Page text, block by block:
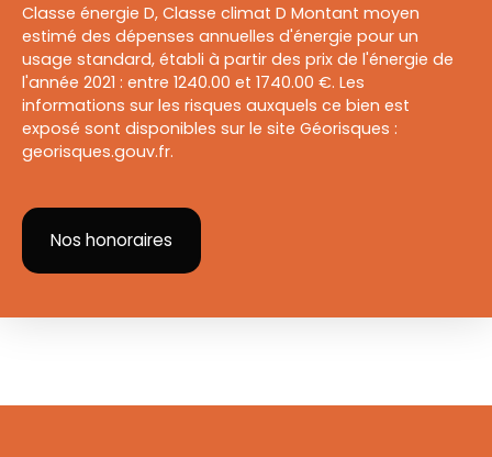
Classe énergie D, Classe climat D Montant moyen
estimé des dépenses annuelles d'énergie pour un
usage standard, établi à partir des prix de l'énergie de
l'année 2021 : entre 1240.00 et 1740.00 €. Les
informations sur les risques auxquels ce bien est
exposé sont disponibles sur le site Géorisques :
georisques.gouv.fr.
Nos honoraires